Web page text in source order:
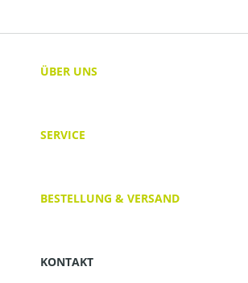
ÜBER UNS
SERVICE
BESTELLUNG & VERSAND
KONTAKT